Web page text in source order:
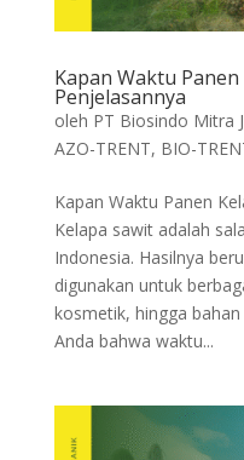
Kapan Waktu
Penjelasannya
oleh PT Biosindo Mitra
AZO-TRENT, BIO-
Kapan Waktu Panen
Kelapa sawit adalah
Indonesia. Hasilnya
digunakan untuk
kosmetik, hingga
Anda bahwa waktu...